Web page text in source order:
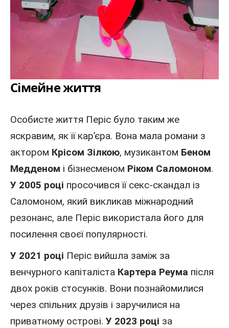
Сімейне життя
Особисте життя Періс було таким же
яскравим, як її кар’єра. Вона мала романи з
актором Крісом Зілкою, музикантом Беном
Медденом і бізнесменом Ріком Саломоном.
У 2005 році просочився її секс-скандал із
Саломоном, який викликав міжнародний
резонанс, але Періс використала його для
посилення своєї популярності.
У 2021 році Періс вийшла заміж за
венчурного капіталіста Картера Реума після
двох років стосунків. Вони познайомилися
через спільних друзів і заручилися на
приватному острові. У 2023 році за